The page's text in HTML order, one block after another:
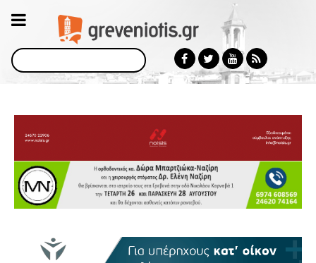
Αναζήτηση